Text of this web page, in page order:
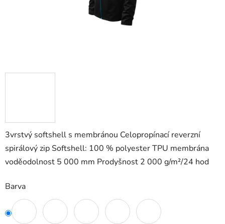
3vrstvý softshell s membránou Celopropínací reverzní
spirálový zip Softshell: 100 % polyester TPU membrána
voděodolnost 5 000 mm Prodyšnost 2 000 g/m²/24 hod
Barva